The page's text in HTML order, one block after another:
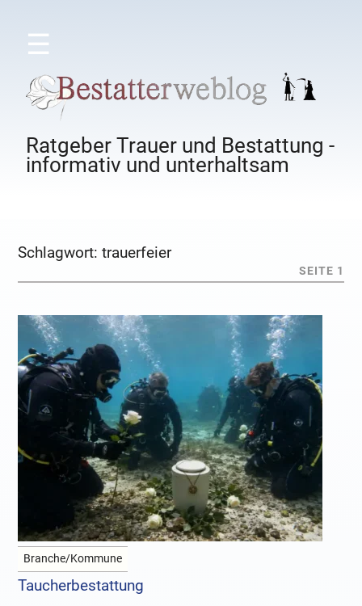
☰
Ratgeber Trauer und Bestattung -
informativ und unterhaltsam
Schlagwort:trauerfeier
SEITE 1
Branche/Kommune
Taucherbestattung